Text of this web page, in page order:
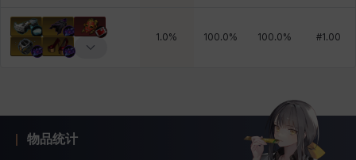
1.0% 100.0% 100.0% #1.00
物品统计